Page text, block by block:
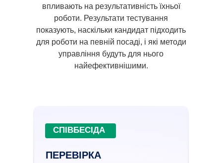
впливають на результативність їхньої
роботи. Результати тестування
показують, наскільки кандидат підходить
для роботи на певній посаді, і які методи
управління будуть для нього
найефективнішими.
ПЕРЕВІРКА
СПІВБЕСІДА